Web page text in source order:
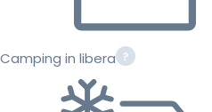
Camping in libera